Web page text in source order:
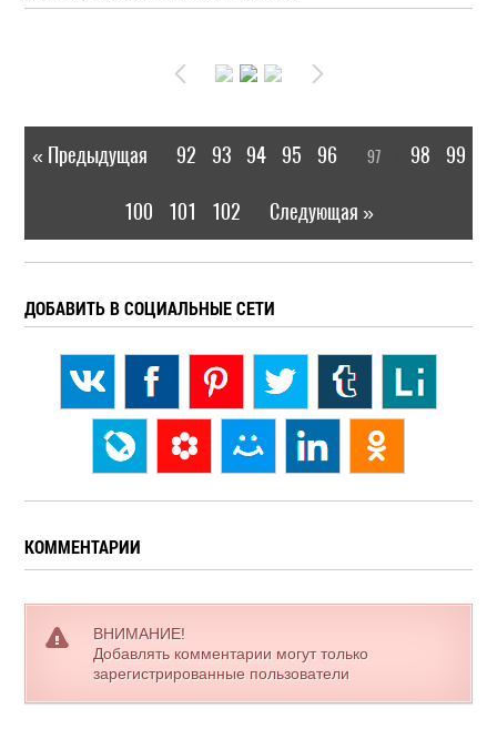
« Предыдущая 92 93 94 95 96 97 98 99
100 101 102 Следующая »
ДОБАВИТЬ В СОЦИАЛЬНЫЕ СЕТИ
КОММЕНТАРИИ
ВНИМАНИЕ!
Добавлять комментарии могут только
зарегистрированные пользователи